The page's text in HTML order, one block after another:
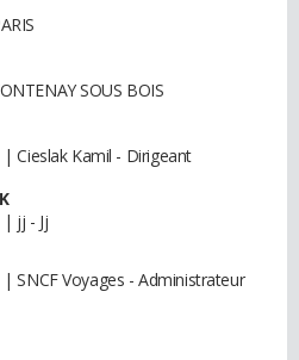
SOUS BOIS
Cieslak Kamil - Dirigeant
| jj - Jj
SNCF Voyages - Administrateur